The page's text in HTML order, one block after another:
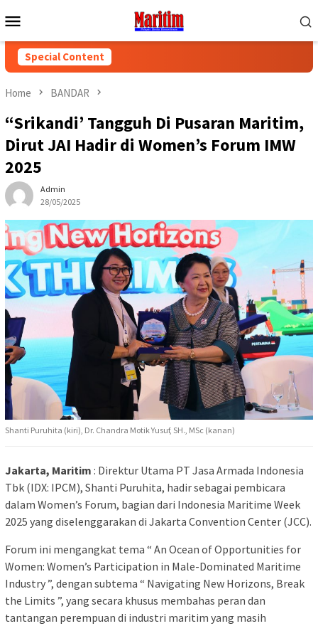
to
Menu
Special Content
Home BANDAR
“Srikandi’ Tangguh Di Pusaran Maritim,
Dirut JAI Hadir di Women’s Forum IMW
2025
Admin
28/05/2025
Shanti Puruhita (kiri), Dr. Chandra Motik Yusuf, SH., MSc (kanan)
Jakarta, Maritim : Direktur Utama PT Jasa Armada Indonesia
Tbk (IDX: IPCM), Shanti Puruhita, hadir sebagai pembicara
dalam Women’s Forum, bagian dari Indonesia Maritime Week
2025 yang diselenggarakan di Jakarta Convention Center (JCC).
Forum ini mengangkat tema “ An Ocean of Opportunities for
Women: Women’s Participation in Male-Dominated Maritime
Industry ”, dengan subtema “ Navigating New Horizons, Break
the Limits ”, yang secara khusus membahas peran dan
tantangan perempuan di industri maritim yang masih